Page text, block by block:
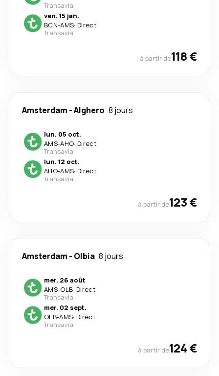
Transavia
ven. 15 jan.
BCN-AMS· Direct
Transavia
à partir de118 €
Amsterdam -Alghero 8 jours
lun. 05 oct.
AMS-AHO· Direct
Transavia
lun. 12 oct.
AHO-AMS· Direct
Transavia
à partir de123 €
Amsterdam - Olbia 8 jours
mer. 26 août
AMS-OLB· Direct
Transavia
mer. 02 sept.
OLB-AMS· Direct
Transavia
à partir de124 €